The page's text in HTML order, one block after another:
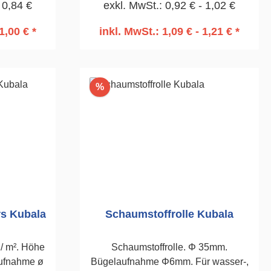
€
€ *
exkl. MwSt.: 0,92 € - 1,02 €
inkl. MwSt.: 1,09 € - 1,21 € *
Kubala
m². Höhe
ø
%Rabatt
Schaumstoffrolle Kubala
Schaumstoffrolle. Φ 35mm.
Bügelaufnahme Φ6mm. Für wasser-,